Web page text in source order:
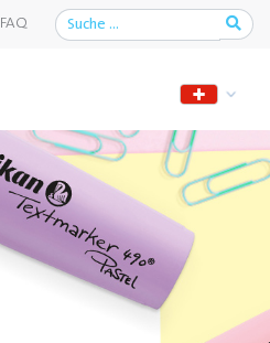
FAQ